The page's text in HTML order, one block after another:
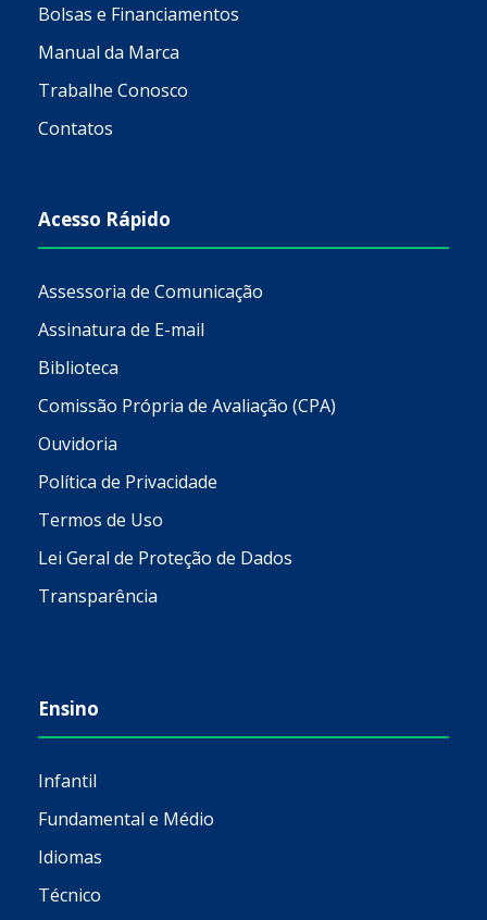
Bolsas e Financiamentos
Manual da Marca
Trabalhe Conosco
Contatos
Acesso Rápido
Assessoria de Comunicação
Assinatura de E-mail
Biblioteca
Comissão Própria de Avaliação (CPA)
Ouvidoria
Política de Privacidade
Termos de Uso
Lei Geral de Proteção de Dados
Transparência
Ensino
Infantil
Fundamental e Médio
Idiomas
Técnico